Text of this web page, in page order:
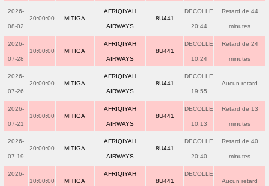
2026-
08-02
20:00:00 MITIGA
AFRIQIYAH
AIRWAYS
8U441
DECOLLE
20:44
Retard de 44
minutes
2026-
07-28
10:00:00 MITIGA
AFRIQIYAH
AIRWAYS
8U441
DECOLLE
10:24
Retard de 24
minutes
2026-
07-26
20:00:00 MITIGA
AFRIQIYAH
AIRWAYS
8U441
DECOLLE
19:55
Aucun retard
2026-
07-21
10:00:00 MITIGA
AFRIQIYAH
AIRWAYS
8U441
DECOLLE
10:13
Retard de 13
minutes
2026-
07-19
20:00:00 MITIGA
AFRIQIYAH
AIRWAYS
8U441
DECOLLE
20:40
Retard de 40
minutes
2026-
10:00:00 MITIGA
AFRIQIYAH
8U441
DECOLLE
Aucun retard